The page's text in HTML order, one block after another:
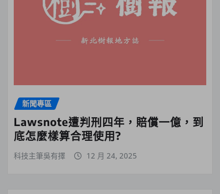
新聞專區
Lawsnote遭判刑四年，賠償一億，到
底怎麼樣算合理使用?
科技主筆吳有擇 12 月 24, 2025